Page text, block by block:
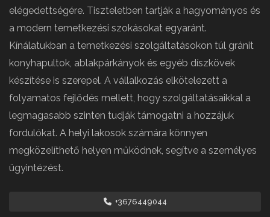
elégedettségére. Tiszteletben tartják a hagyományos és
a modern temetkezési szokásokat egyaránt.
Kínálatukban a temetkezési szolgáltatásokon túl gránit
konyhapultok, ablakpárkányok és egyéb díszkövek
készítése is szerepel. A vállalkozás elkötelezett a
folyamatos fejlődés mellett, hogy szolgáltatásaikkal a
legmagasabb szinten tudják támogatni a hozzájuk
fordulókat. A helyi lakosok számára könnyen
megközelíthető helyen működnek, segítve a személyes
ügyintézést.
+3676449044